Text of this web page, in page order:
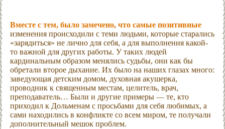
Вместе с тем, было замечено, что самые позитивные
изменения происходили с теми людьми, которые старались
«зарядиться» не лично для себя, а для выполнения какой-
то важной для других работы. У таких людей
кардинальным образом менялись судьбы, они как бы
обретали второе дыхание. Их было на наших глазах много:
заведующая детским домом, духовная акушерка,
проводник к священным местам, целитель, врач,
преподаватель… Были и другие примеры — те, кто
приходил к Дольменам с просьбами для себя любимых, а
сами находились в конфликте со всем миром, те получали
дополнительный мешок проблем.